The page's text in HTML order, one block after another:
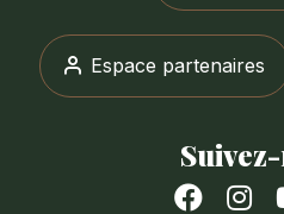
Espace partenaires